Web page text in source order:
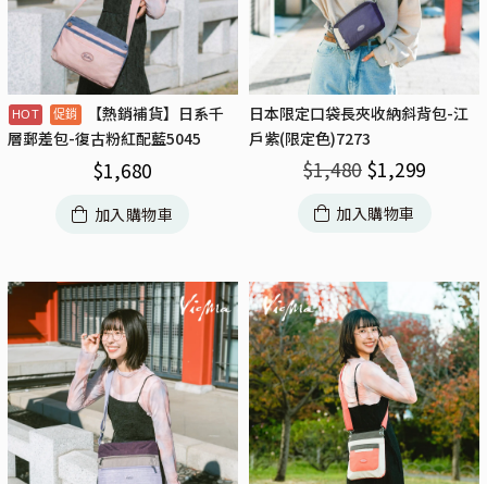
【熱銷補貨】日系千
層郵差包-復古粉紅配藍5045
$1,680
加入購物車
日本限定口袋長夾收納斜背包-江
戶紫(限定色)7273
$1,480 $1,299
加入購物車